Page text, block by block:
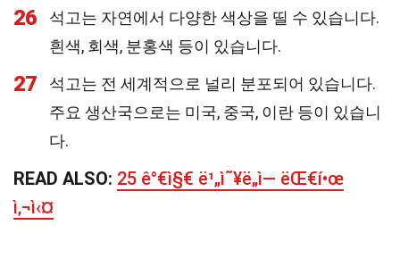
26
석고는 자연에서 다양한 색상을 띨 수 있습니다.
흰색, 회색, 분홍색 등이 있습니다.
27
석고는 전 세계적으로 널리 분포되어 있습니다.
주요 생산국으로는 미국, 중국, 이란 등이 있습니
다.
READ ALSO: 25 ê°€ì§€ ë¹„ì˜¥ë„ì— ëŒ€í•œ
ì‚¬ì‹¤